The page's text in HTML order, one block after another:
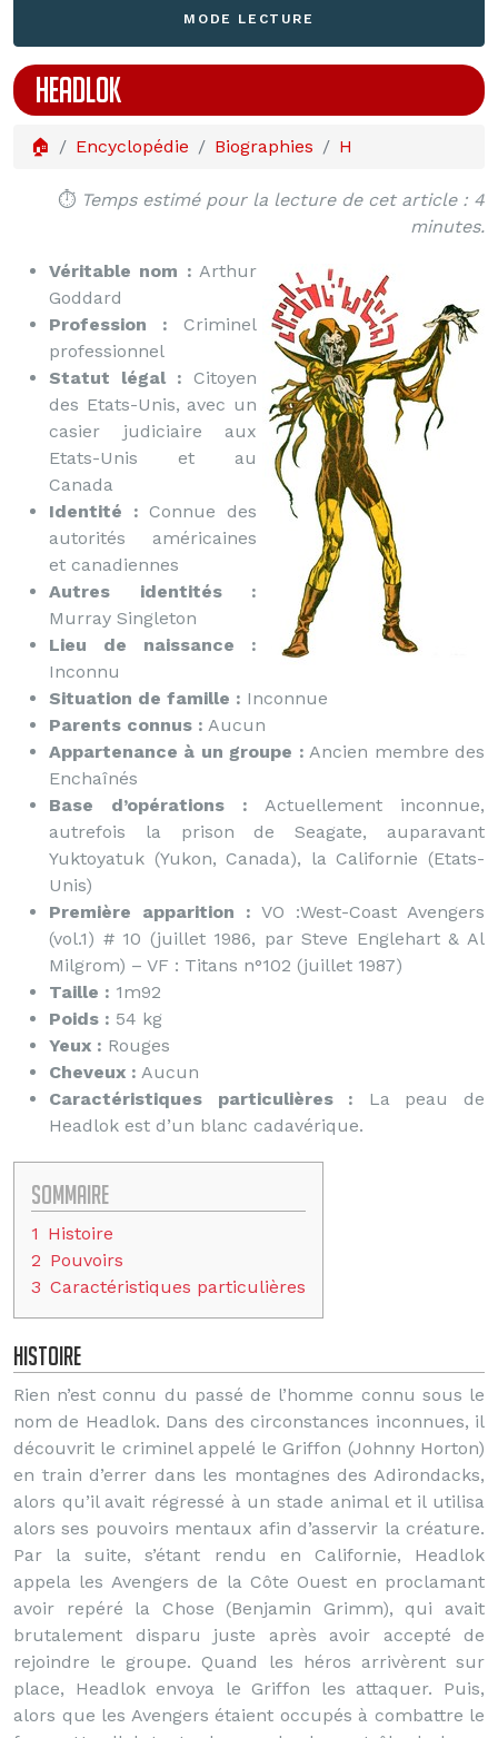
MODE LECTURE
HEADLOK
🏠 Encyclopédie Biographies H
⏱️ Temps estimé pour la lecture de cet article : 4
minutes.
Véritable nom : Arthur
Goddard
Profession : Criminel
professionnel
Statut légal : Citoyen
des Etats-Unis, avec un
casier judiciaire aux
Etats-Unis et au
Canada
Identité : Connue des
autorités américaines
et canadiennes
Autres identités :
Murray Singleton
Lieu de naissance :
Inconnu
Situation de famille : Inconnue
Parents connus : Aucun
Appartenance à un groupe : Ancien membre des
Enchaînés
Base d’opérations : Actuellement inconnue,
autrefois la prison de Seagate, auparavant
Yuktoyatuk (Yukon, Canada), la Californie (Etats-
Unis)
Première apparition : VO :West-Coast Avengers
(vol.1) # 10 (juillet 1986, par Steve Englehart & Al
Milgrom) – VF : Titans n°102 (juillet 1987)
Taille : 1m92
Poids : 54 kg
Yeux : Rouges
Cheveux : Aucun
Caractéristiques particulières : La peau de
Headlok est d’un blanc cadavérique.
Sommaire
1 Histoire
2 Pouvoirs
3 Caractéristiques particulières
Histoire
Rien n’est connu du passé de l’homme connu sous le
nom de Headlok. Dans des circonstances inconnues, il
découvrit le criminel appelé le Griffon (Johnny Horton)
en train d’errer dans les montagnes des Adirondacks,
alors qu’il avait régressé à un stade animal et il utilisa
alors ses pouvoirs mentaux afin d’asservir la créature.
Par la suite, s’étant rendu en Californie, Headlok
appela les Avengers de la Côte Ouest en proclamant
avoir repéré la Chose (Benjamin Grimm), qui avait
brutalement disparu juste après avoir accepté de
rejoindre le groupe. Quand les héros arrivèrent sur
place, Headlok envoya le Griffon les attaquer. Puis,
alors que les Avengers étaient occupés à combattre le